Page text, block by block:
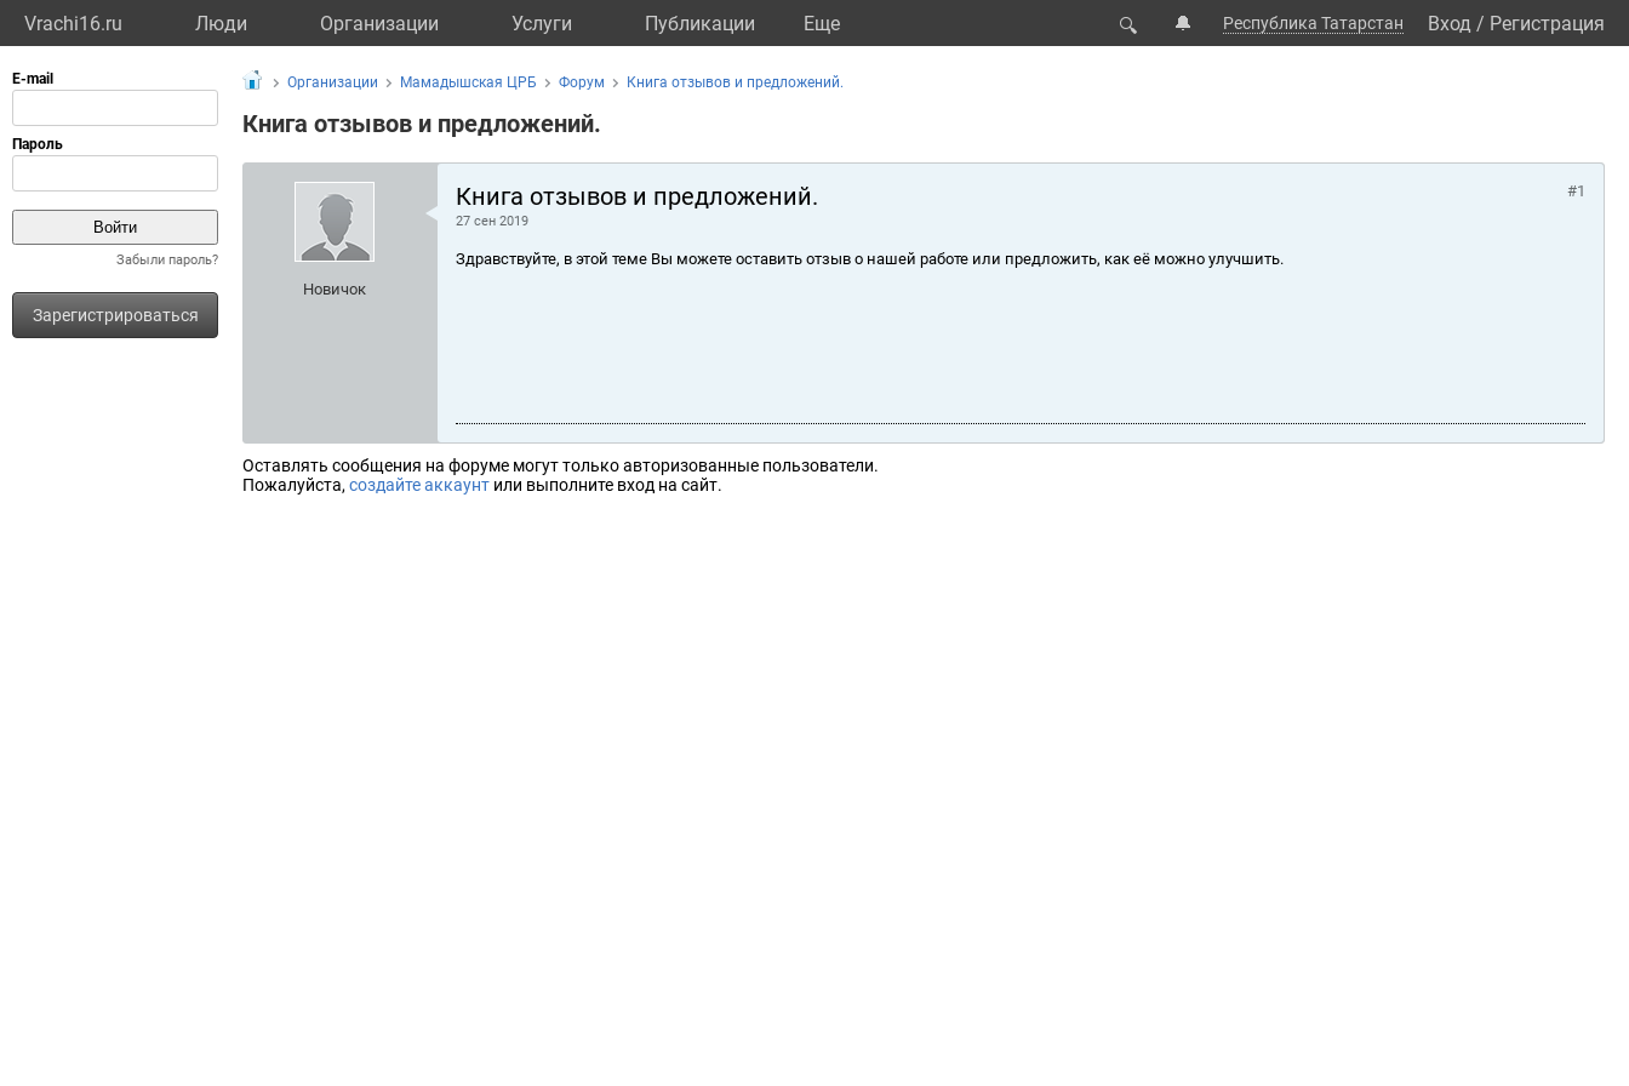
Vrachi16.ru Люди Организации Услуги Публикации Eще 🔍 🔔 Республика Татарстан Вход / Регистрация
Забыли пароль?
Зарегистрироваться
Организации Мамадышская ЦРБ Форум Книга отзывов и предложений.
Книга отзывов и предложений.
Новичок
Книга отзывов и предложений.
27 сен 2019
#1
Здравствуйте, в этой теме Вы можете оставить отзыв о нашей работе или предложить, как её можно улучшить.
Оставлять сообщения на форуме могут только авторизованные пользователи.
Пожалуйста, создайте аккаунт или выполните вход на сайт.